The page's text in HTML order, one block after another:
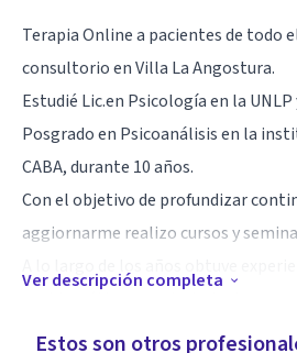
Terapia Online a pacientes de todo
consultorio en Villa La Angostura.
Estudié Lic.en Psicología en la
Posgrado en Psicoanálisis en la
CABA, durante 10 años.
Con el objetivo de profundizar
aggiornarme realizo cursos y
Ver descripción completa
Estos son otros